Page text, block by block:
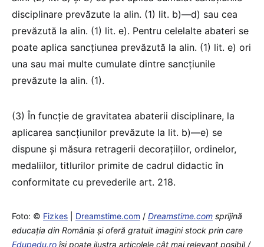
disciplinare prevăzute la alin. (1) lit. b)—d) sau cea
prevăzută la alin. (1) lit. e). Pentru celelalte abateri se
poate aplica sancțiunea prevăzută la alin. (1) lit. e) ori
una sau mai multe cumulate dintre sancțiunile
prevăzute la alin. (1).
(3) În funcție de gravitatea abaterii disciplinare, la
aplicarea sancțiunilor prevăzute la lit. b)—e) se
dispune și măsura retragerii decorațiilor, ordinelor,
medaliilor, titlurilor primite de cadrul didactic în
conformitate cu prevederile art. 218.
Foto: © Fizkes Dreamstime.com / Dreamstime.com sprijină
educaţia din România şi oferă gratuit imagini stock prin care
Edupedu.ro îşi poate ilustra articolele cât mai relevant posibil /